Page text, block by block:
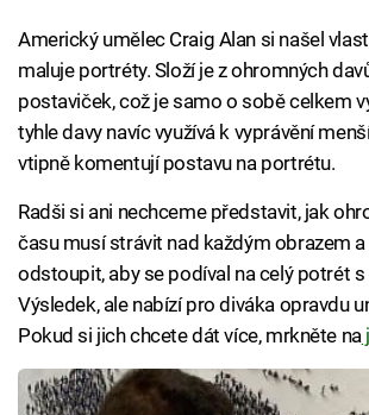
Americký umělec Craig Alan si našel
maluje portréty. Složí je z ohromných
postaviček, což je samo o sobě celkem
tyhle davy navíc využívá k vyprávění
vtipně komentují postavu na portrétu.
Radši si ani nechceme představit, jak
času musí strávit nad každým obrazem
odstoupit, aby se podíval na celý potrét
Výsledek, ale nabízí pro diváka opravdu
Pokud si jich chcete dát více, mrkněte na